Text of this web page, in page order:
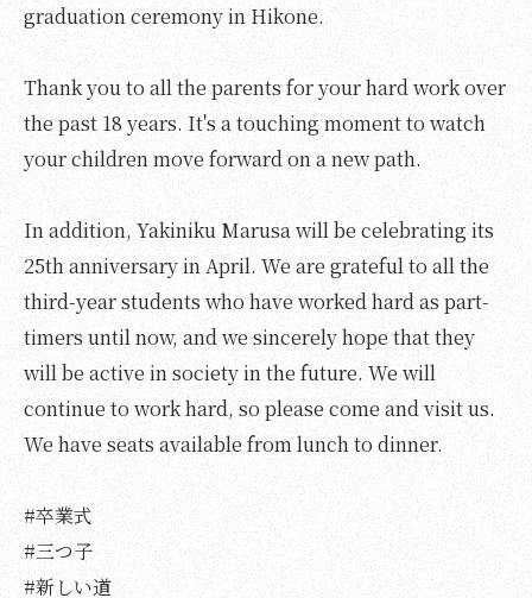
graduation ceremony in Hikone.
Thank you to all the parents for your hard work over
the past 18 years. It's a touching moment to watch
your children move forward on a new path.
In addition, Yakiniku Marusa will be celebrating its
25th anniversary in April. We are grateful to all the
third-year students who have worked hard as part-
timers until now, and we sincerely hope that they
will be active in society in the future. We will
continue to work hard, so please come and visit us.
We have seats available from lunch to dinner.
#卒業式
#三つ子
#新しい道